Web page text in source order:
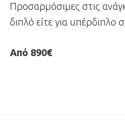
Προσαρμόσιμες στις
διπλό είτε για υπέρδιπλο
Από 890€